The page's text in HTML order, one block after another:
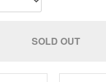
植物
SOLD OUT